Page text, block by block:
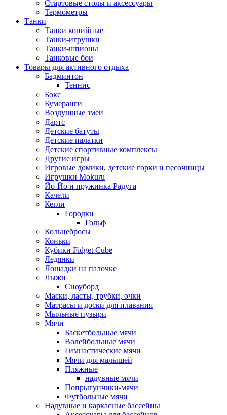
Стартовые столы и аксессуары
Термометры
Танки
Танки копийные
Танки-игрушки
Танки-шпионы
Танковые бои
Товары для активного отдыха
Бадминтон
Теннис
Бокс
Бумеранги
Воздушные змеи
Дартс
Детские батуты
Детские палатки
Детские спортивные комплексы
Другие игры
Игровые домики, детские горки и песочницы
Игрушки Mokuru
Йо-Йо и пружинка Радуга
Качели
Кегли
Городки
Гольф
Кольцебросы
Коньки
Кубики Fidget Cube
Ледянки
Лошадки на палочке
Лыжи
Сноуборд
Маски, ласты, трубки, очки
Матрасы и доски для плавания
Мыльные пузыри
Мячи
Баскетбольные мячи
Волейбольные мячи
Гимнастические мячи
Мячи для малышей
Пляжные
надувные мячи
Попрыгунчики-мячи
Футбольные мячи
Надувные и каркасные бассейны